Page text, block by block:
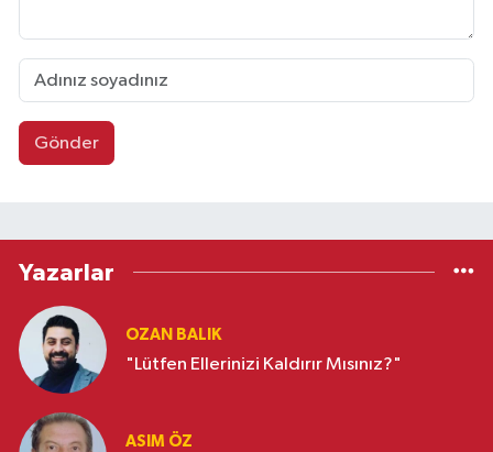
Gönder
Yazarlar
OZAN BALIK
"Lütfen Ellerinizi Kaldırır Mısınız?"
ASIM ÖZ